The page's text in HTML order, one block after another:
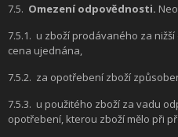
7.5. Omezení odpovědnosti.
7.5.1. u zboží prodávaného za
cena ujednána,
7.5.2. za opotřebení zboží
7.5.3. u použitého zboží za vadu
opotřebení, kterou zboží mělo při